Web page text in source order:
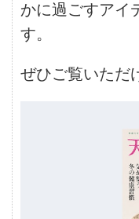
かに過ごすアイ
す。
ぜひご覧いただ